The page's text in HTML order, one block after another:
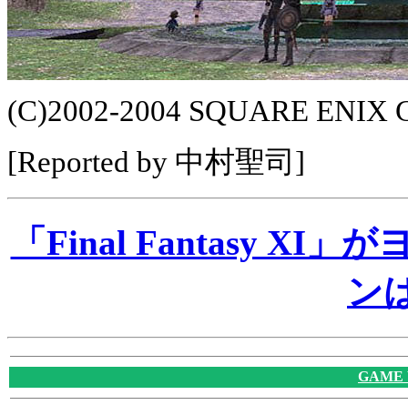
(C)2002-2004 SQUARE ENIX
[Reported by 中村聖司]
「Final Fantasy XI」が
ン
GAME